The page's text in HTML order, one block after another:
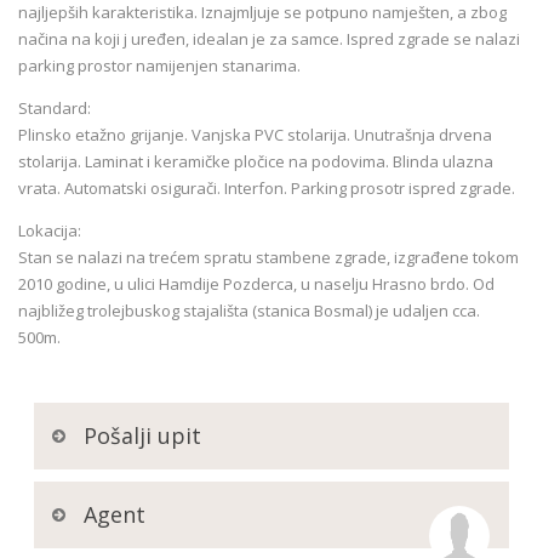
najljepših karakteristika. Iznajmljuje se potpuno namješten, a zbog
načina na koji j uređen, idealan je za samce. Ispred zgrade se nalazi
parking prostor namijenjen stanarima.
Standard:
Plinsko etažno grijanje. Vanjska PVC stolarija. Unutrašnja drvena
stolarija. Laminat i keramičke pločice na podovima. Blinda ulazna
vrata. Automatski osigurači. Interfon. Parking prosotr ispred zgrade.
Lokacija:
Stan se nalazi na trećem spratu stambene zgrade, izgrađene tokom
2010 godine, u ulici Hamdije Pozderca, u naselju Hrasno brdo. Od
najbližeg trolejbuskog stajališta (stanica Bosmal) je udaljen cca.
500m.
Agent
Pošalji upit